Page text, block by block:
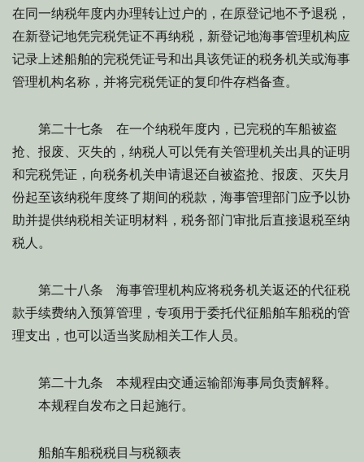
在同一纳税年度内办理转让过户的，在原登记地不予退税，
在新登记地凭完税凭证不再纳税，新登记地海事管理机构应
记录上述船舶的完税凭证号和出具该凭证的税务机关或海事
管理机构名称，并将完税凭证的复印件存档备查。
第二十七条 在一个纳税年度内，已完税的车船被盗
抢、报废、灭失的，纳税人可以凭有关管理机关出具的证明
和完税凭证，向税务机关申请退还自被盗抢、报废、灭失月
份起至该纳税年度终了期间的税款，海事管理部门应予以协
助并提供纳税相关证明材料，税务部门审批后直接退税至纳
税人。
第二十八条 海事管理机构应将税务机关返还的代征税
款手续费纳入预算管理，专项用于委托代征船舶车船税的管
理支出，也可以适当奖励相关工作人员。
第二十九条 本规程由交通运输部海事局负责解释。
本规程自发布之日起施行。
船舶车船税税目与税额表